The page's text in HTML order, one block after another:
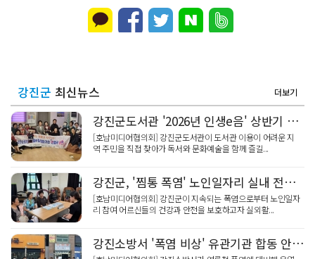
강진군 최신뉴스 더보기
강진군도서관 '2026년 인생e음' 상반기 공연 성료
[호남미디어협의회] 강진군도서관이 도서관 이용이 어려운 지
역 주민을 직접 찾아가 독서와 문화예술을 함께 즐길...
강진군, '찜통 폭염' 노인일자리 실내 전환…안전교육 강화
[호남미디어협의회] 강진군이 지속되는 폭염으로부터 노인일자
리 참여 어르신들의 건강과 안전을 보호하고자 실외활...
강진소방서 '폭염 비상' 유관기관 합동 안전수칙 홍보